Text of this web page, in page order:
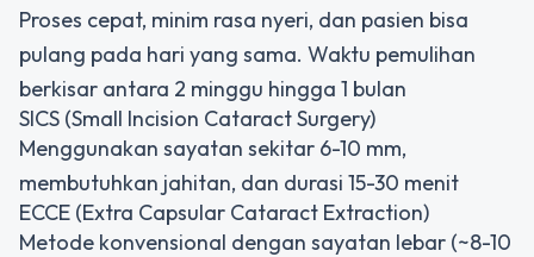
Proses cepat, minim rasa nyeri, dan pasien bisa
pulang pada hari yang sama. Waktu pemulihan
berkisar antara 2 minggu hingga 1 bulan
SICS (Small Incision Cataract Surgery)
Menggunakan sayatan sekitar 6-10 mm,
membutuhkan jahitan, dan durasi 15-30 menit
ECCE (Extra Capsular Cataract Extraction)
Metode konvensional dengan sayatan lebar (~8-10